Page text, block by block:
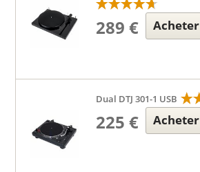
289 € Acheter
Dual DTJ 301-1 USB
225 € Acheter